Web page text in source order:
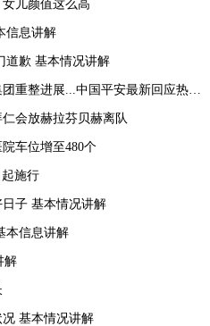
儿颜值这么高
信息讲解
道歉 基本情况讲解
整进展...中国平安最新回应热点问题
会放赫拉芬贝赫离队
车位增至480个
施行
子 基本情况讲解
本信息讲解
解
基本情况讲解